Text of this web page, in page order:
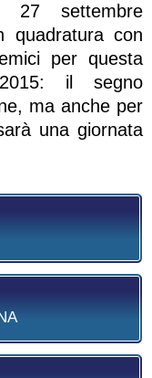
27 settembre
quadratura con
per questa
2015: il segno
ma anche per
una giornata